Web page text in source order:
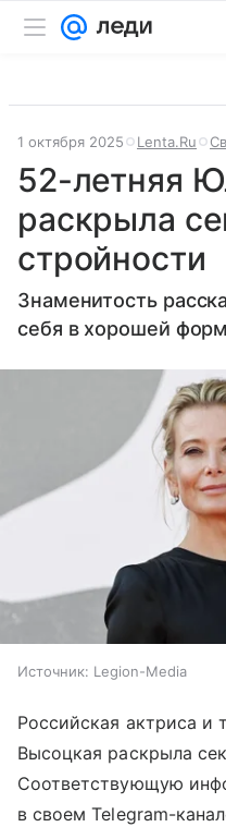
1 октября 2025 Lenta.Ru
52-летняя
раскрыла
стройности
Знаменитость
себя в хорошей
Источник: Legion-Media
Российская актриса и
Высоцкая раскрыла
Соответствующую
в своем Telegram-